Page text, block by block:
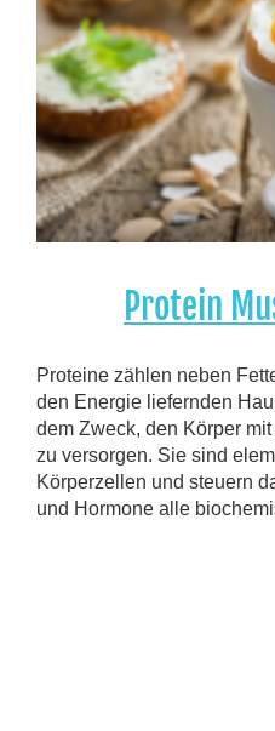
Protein
Proteine zählen neben
den Energie liefernden
dem Zweck, den Körper
zu versorgen. Sie sind
Körperzellen und steuern
und Hormone alle